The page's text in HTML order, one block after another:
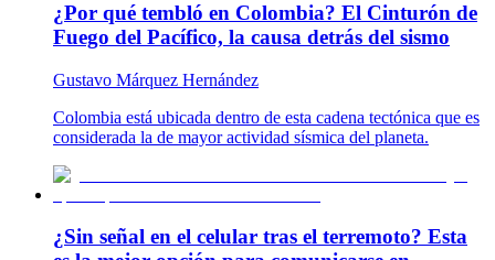
¿Por qué tembló en Colombia? El Cinturón de
Fuego del Pacífico, la causa detrás del sismo
Gustavo Márquez Hernández
Colombia está ubicada dentro de esta cadena tectónica que es
considerada la de mayor actividad sísmica del planeta.
¿Sin señal en el celular tras el terremoto? Esta